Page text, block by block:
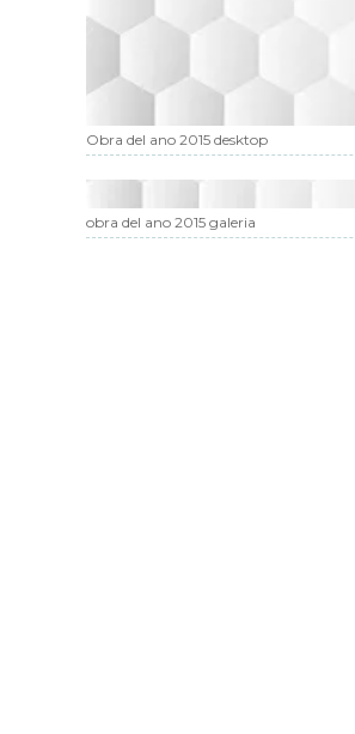
Obra del ano 2015 desktop
obra del ano 2015 galeria